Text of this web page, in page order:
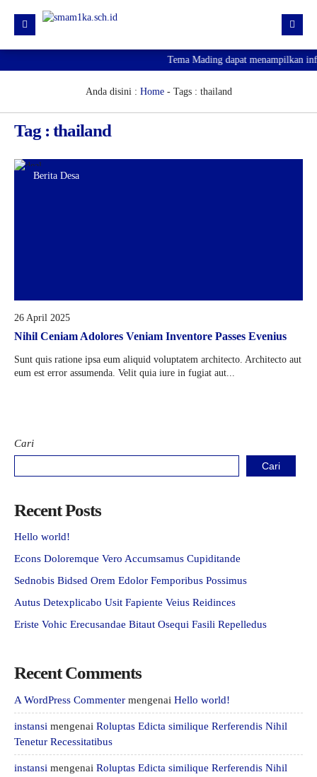
KURIKULUM
HUMAS
SARPRAS
Tema Mading dapat menampilkan
Anda disini : Home- Tags : thailand
Tag : thailand
Berita Desa
26 April 2025
Nihil Ceniam Adolores Veniam Inventore Passes Evenius
Sunt quis ratione ipsa eum aliquid voluptatem architecto. Architecto aut
eum est error assumenda. Velit quia iure in fugiat aut...
Cari
Cari
Recent Posts
Hello world!
Econs Doloremque Vero Accumsamus Cupiditande
Sednobis Bidsed Orem Edolor Femporibus Possimus
Autus Detexplicabo Usit Fapiente Veius Reidinces
Eriste Vohic Erecusandae Bitaut Osequi Fasili Repelledus
Recent Comments
A WordPress Commenter mengenai Hello world!
instansi mengenai Roluptas Edicta similique Rerferendis Nihil
Tenetur Recessitatibus
instansi mengenai Roluptas Edicta similique Rerferendis Nihil